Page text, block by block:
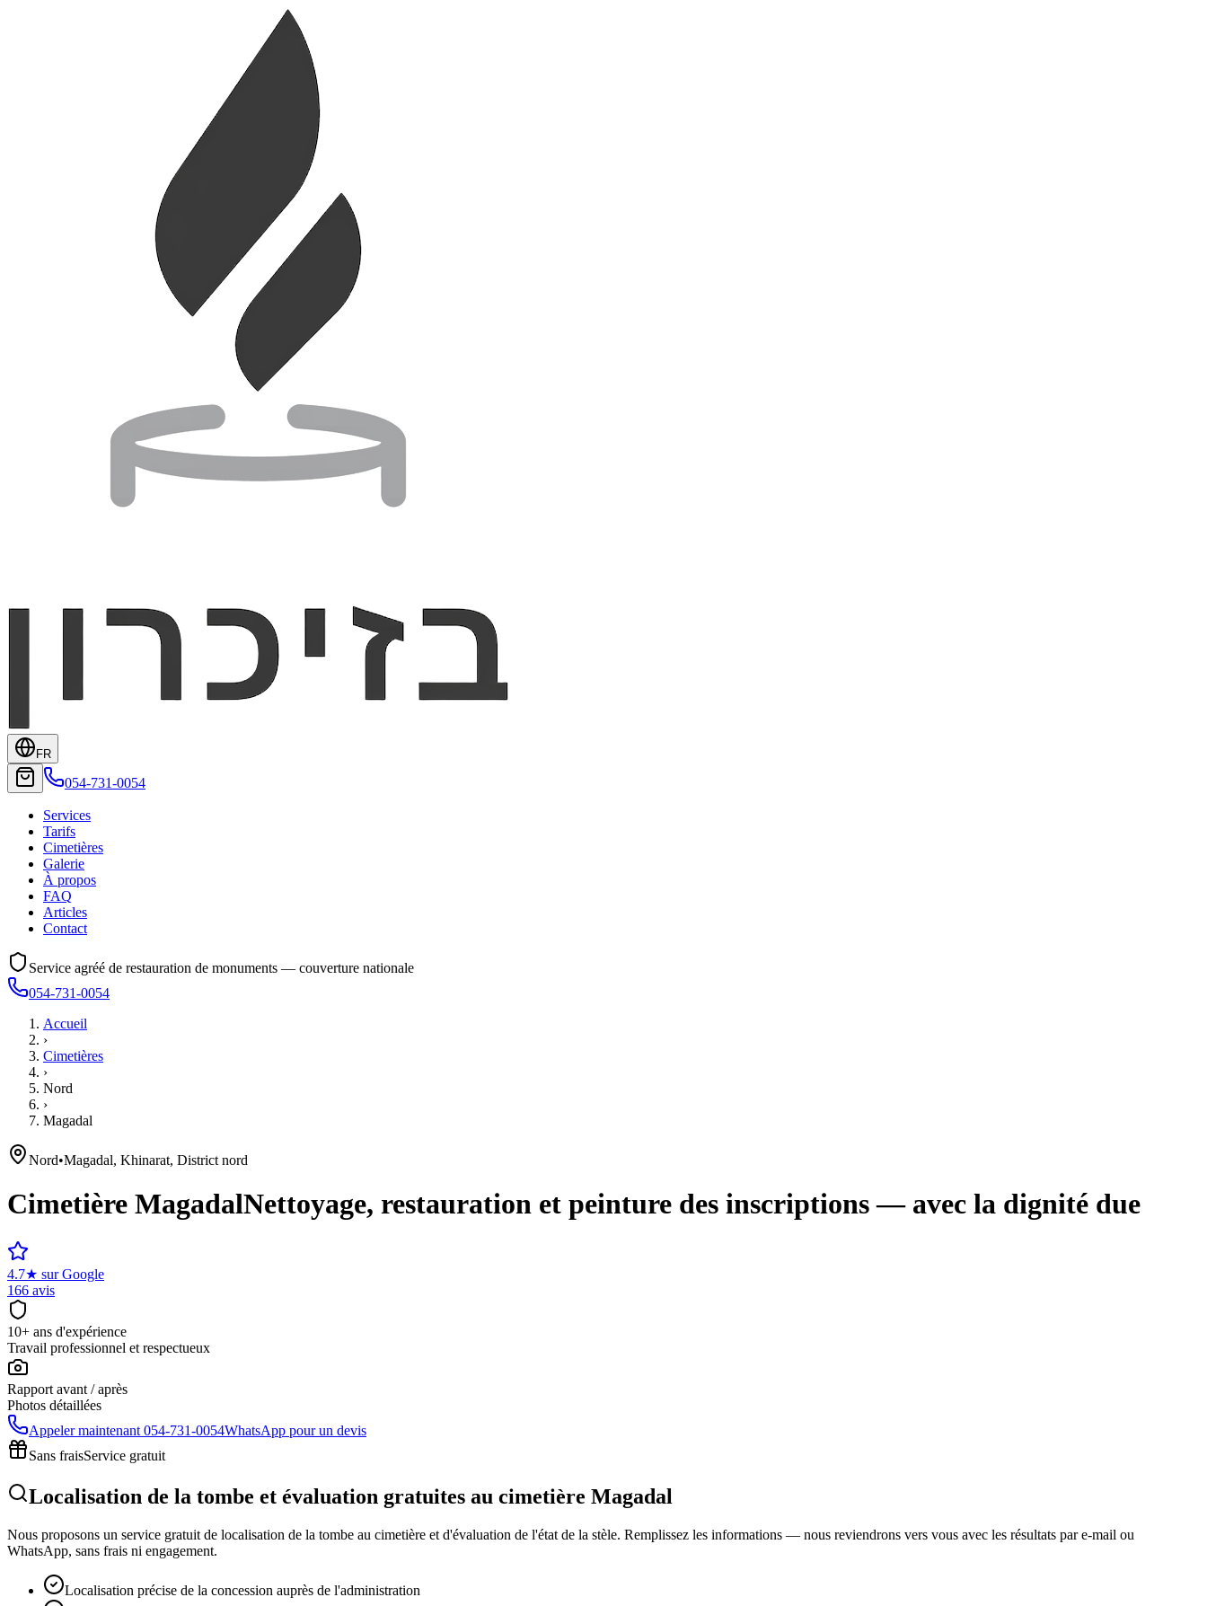
FR
054-731-0054
Services
Tarifs
Cimetières
Galerie
À propos
FAQ
Articles
Contact
Service agréé de restauration de monuments — couverture nationale
054-731-0054
Accueil
›
Cimetières
›
Nord
›
Magadal
Nord•Magadal, Khinarat, District nord
Cimetière MagadalNettoyage, restauration et peinture des inscriptions — avec la dignité due
4.7★ sur Google
166 avis
10+ ans d'expérience
Travail professionnel et respectueux
Rapport avant / après
Photos détaillées
Appeler maintenant 054-731-0054WhatsApp pour un devis
Sans fraisService gratuit
Localisation de la tombe et évaluation gratuites au cimetière Magadal
Nous proposons un service gratuit de localisation de la tombe au cimetière et d'évaluation de l'état de la stèle. Remplissez les informations — nous reviendrons vers vous avec les résultats par e-mail ou
WhatsApp, sans frais ni engagement.
Localisation précise de la concession auprès de l'administration